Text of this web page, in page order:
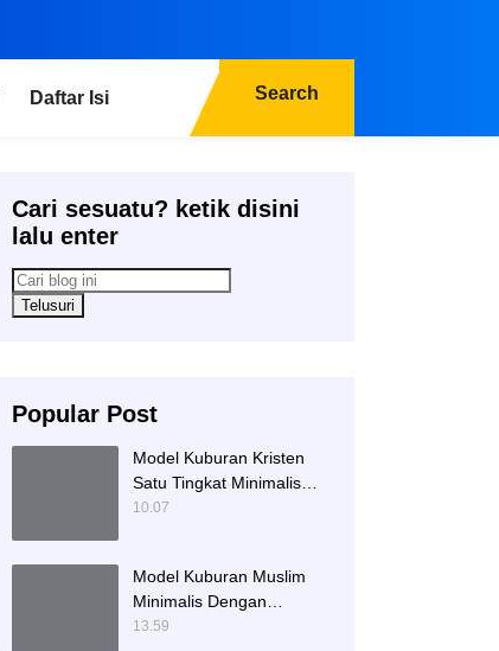
Daftar Isi Search
Cari sesuatu? ketik disini
lalu enter
Popular Post
Model Kuburan Kristen
Satu Tingkat Minimalis
Dengan Nisan Kotak
10.07
Model Kuburan Muslim
Minimalis Dengan
Kaligrafi dan Tempat
13.59